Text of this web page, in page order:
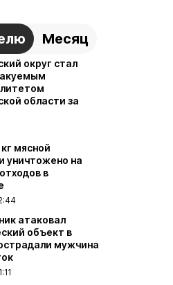
Месяц
округ стал
области за
мясной
уничтожено на
в
атаковал
объект в
мужчина